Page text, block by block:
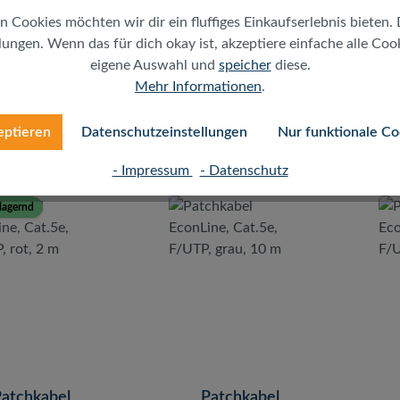
ab 50€)
Regulärer Preis:
0,90 €
(gratis ab 50€)
Cookies möchten wir dir ein fluffiges Einkaufserlebnis bieten.
Wenn das für dich okay ist, akzeptiere einfache alle
eigene Auswahl und speicherdiese.
Mehr Informationen.
Datenschutzeinstellungen Nur funktionale
- Impressum - Datenschutz